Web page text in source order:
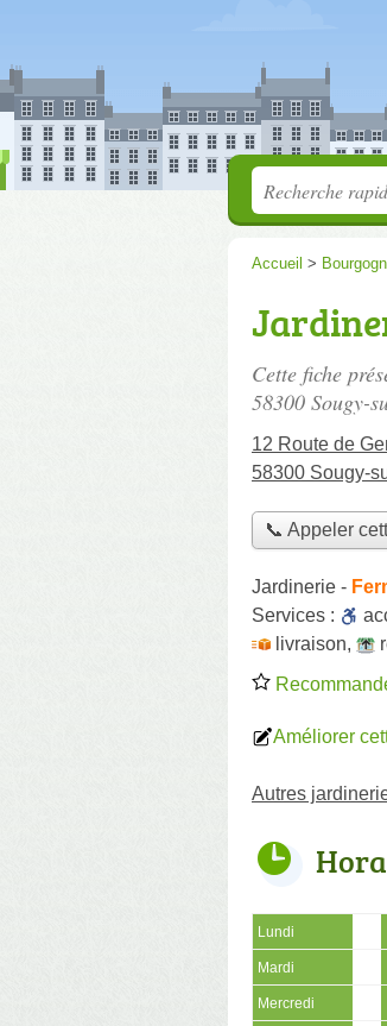
Accueil >
Cette fiche
58300 Sougy-
12 Route de
58300 Sougy-
📞 Appeler
Jardinerie -
Services :
livraison,
Améliorer
Autres
Lundi
Mardi
Mercredi